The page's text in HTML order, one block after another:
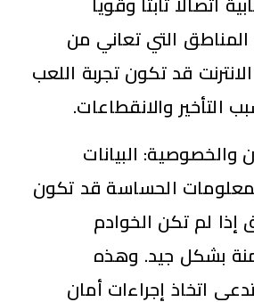
المناطق التي تعاني من
قد تكون تجربة اللعب
التأخير والانقطاعات.
والخصوصية: البيانات
الحساسة قد تكون
إذا لم تكن الخوادم
بشكل جيد. وهذه
اتخاذ إجراءات أمان